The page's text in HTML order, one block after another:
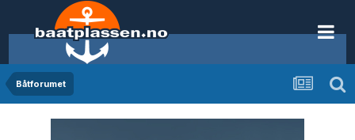
Båtforumet